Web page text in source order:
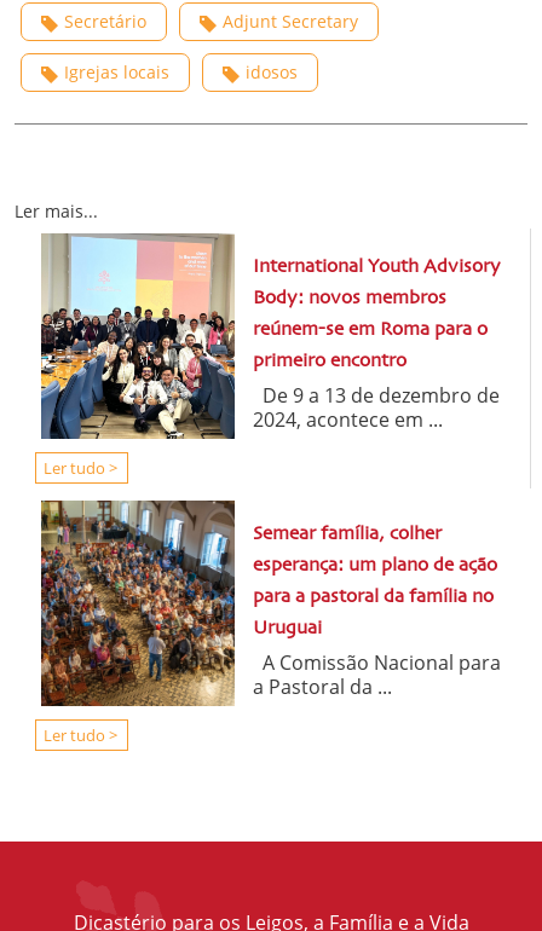
Secretário Adjunt Secretary
Igrejas locais idosos
Ler mais...
International Youth Advisory
Body: novos membros
reúnem-se em Roma para o
primeiro encontro
De 9 a 13 de dezembro de
2024, acontece em ...
Ler tudo >
Semear família, colher
esperança: um plano de ação
para a pastoral da família no
Uruguai
A Comissão Nacional para
a Pastoral da ...
Ler tudo >
Dicastério para os Leigos, a Família e a Vida